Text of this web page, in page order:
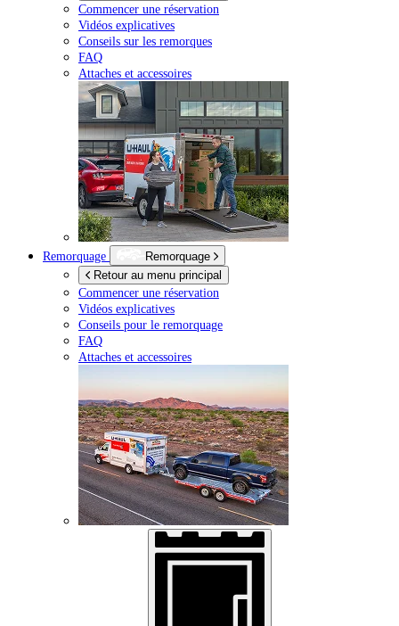
Commencer une réservation
Vidéos explicatives
Conseils sur les remorques
FAQ
Attaches et accessoires
Remorquage
Remorquage
Retour au menu principal
Commencer une réservation
Vidéos explicatives
Conseils pour le remorquage
FAQ
Attaches et accessoires